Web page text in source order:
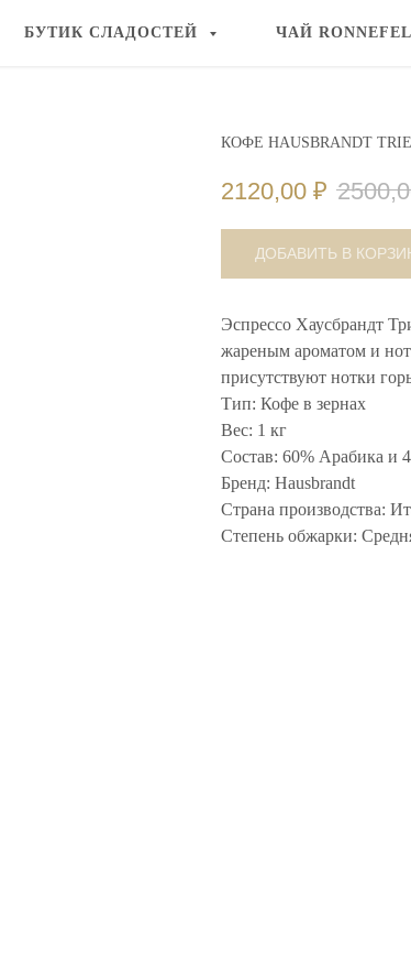
БУТИК СЛАДОСТЕЙ ЧАЙ
КОФЕ HAUSBRANDT
2120,00 ₽
ДОБАВИТЬ В
Эспрессо Хаусбрандт
жареным ароматом и
присутствуют нотки
Тип: Кофе в зернах
Вес: 1 кг
Состав: 60% Арабика и
Бренд: Hausbrandt
Страна производства:
Степень обжарки: